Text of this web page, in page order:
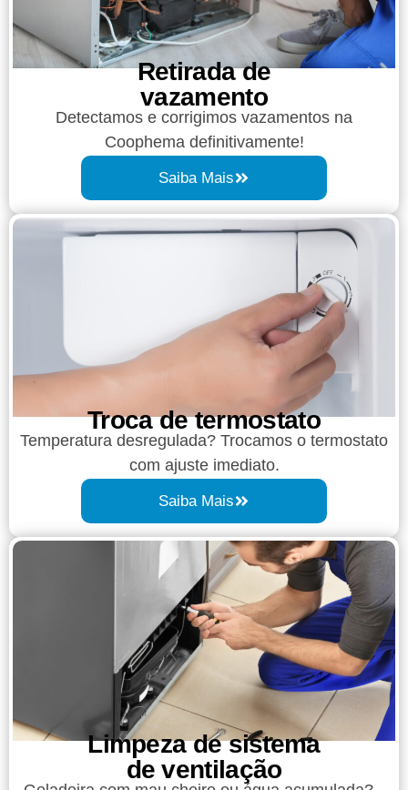
Retirada de
vazamento​​
Detectamos e corrigimos vazamentos na
Coophema definitivamente!
Saiba Mais
Troca de termostato
Temperatura desregulada? Trocamos o termostato
com ajuste imediato.
Saiba Mais
Limpeza de sistema
de ventilação